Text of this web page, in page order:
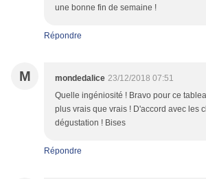
une bonne fin de semaine !
Répondre
M mondedalice 23/12/2018 07:51
Quelle ingéniosité ! Bravo pour ce
plus vrais que vrais ! D'accord avec les
dégustation ! Bises
Répondre